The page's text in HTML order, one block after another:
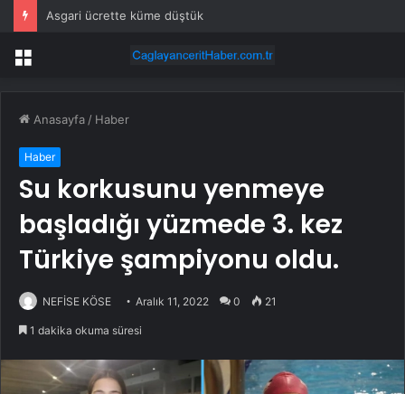
Asgari ücrette küme düştük
Menü
Anasayfa / Haber
Haber
Su korkusunu yenmeye
başladığı yüzmede 3. kez
Türkiye şampiyonu oldu.
NEFİSE KÖSE Aralık 11, 2022 0 21
1 dakika okuma süresi